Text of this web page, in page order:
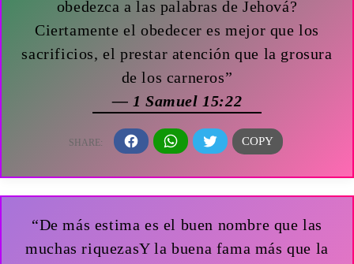
obedezca a las palabras de Jehová?
Ciertamente el obedecer es mejor que los
sacrificios, el prestar atención que la grosura
de los carneros”
— 1 Samuel 15:22
“De más estima es el buen nombre que las
muchas riquezasY la buena fama más que la